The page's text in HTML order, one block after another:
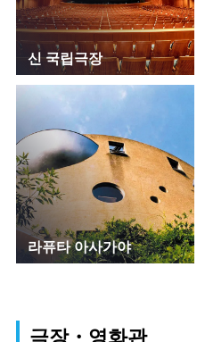
신 국립극장
라퓨타 아사가야
극장・영화관